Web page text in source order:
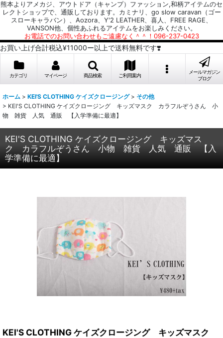
熊本よりアメカジ、アウトドア（キャンプ）ファッション,和柄アイテムのセ
レクトショップで、通販しております。カミナリ、go slow caravan（ゴー
スローキャラバン）、Aozora、Y'2 LEATHER、喜人、FREE RAGE、
VANSON他、個性あふれるアイテムをお楽しみください。
お電話でのお問い合わせもご遠慮なく＾＾！096-237-0423
お買い上げ合計税込¥11000ー以上で送料無料です❣️
カテゴリ マイページ 商品検索 ご利用案内
メールマガジン
ブログ
ホーム > KEI'S CLOTHING ケイズクロージング > その他
> KEI'S CLOTHING ケイズクロージング キッズマスク カラフルぞうさん 小
物 雑貨 人気 通販 【入学準備に最適】
KEI'S CLOTHING ケイズクロージング キッズマス
ク カラフルぞうさん 小物 雑貨 人気 通販 【入
学準備に最適】
KEI'S CLOTHING ケイズクロージング キッズマスク